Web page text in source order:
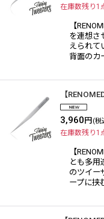
在庫数残り1
【
を連想さ
えられて
背面のカ
【
3,960 円 (税
在庫数残り1
【
とも多用
のツイー
ープに挟